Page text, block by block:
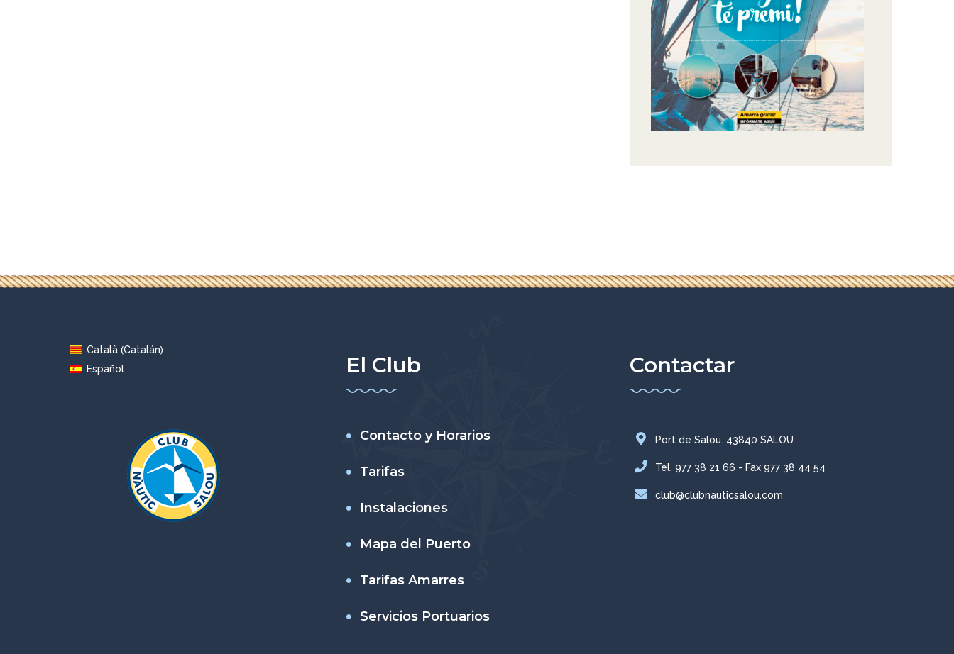
Català(Catalán)
Español
El Club
Contacto y Horarios
Tarifas
Instalaciones
Mapa del Puerto
Tarifas Amarres
Servicios Portuarios
Contactar
Port de Salou. 43840 SALOU
Tel. 977 38 21 66 - Fax 977 38 44 54
club@clubnauticsalou.com